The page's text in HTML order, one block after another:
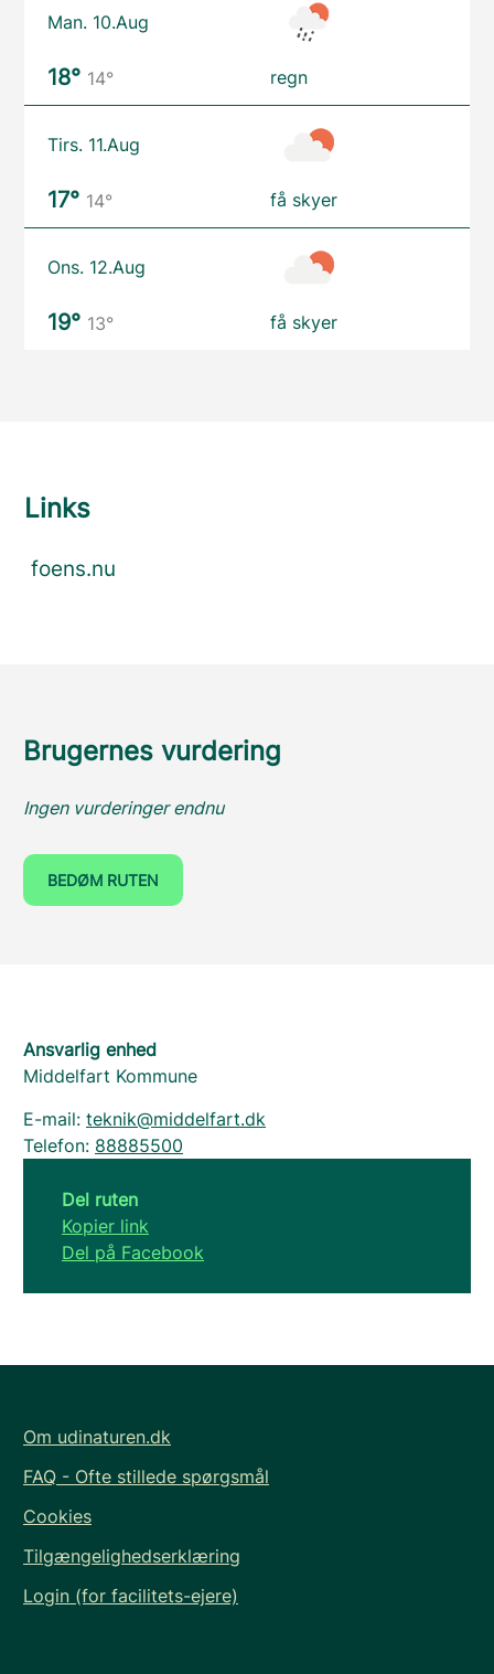
Man. 10.Aug
18° 14° regn
Tirs. 11.Aug
17° 14° få skyer
Ons. 12.Aug
19° 13° få skyer
Links
foens.nu
Brugernes vurdering
Ingen vurderinger endnu
BEDØM RUTEN
Ansvarlig enhed
Middelfart Kommune
E-mail: teknik@middelfart.dk
Telefon: 88885500
Del ruten
Kopier link
Del på Facebook
Om udinaturen.dk
FAQ - Ofte stillede spørgsmål
Cookies
Tilgængelighedserklæring
Login (for facilitets-ejere)